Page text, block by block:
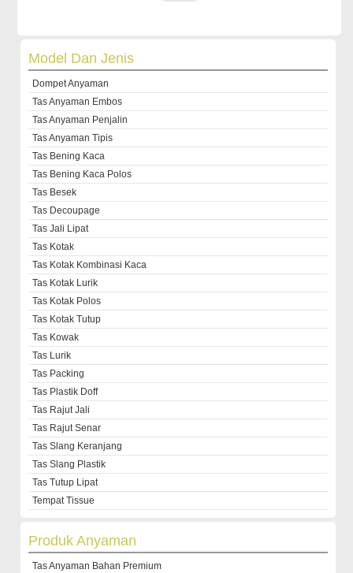
Model Dan Jenis
Dompet Anyaman
Tas Anyaman Embos
Tas Anyaman Penjalin
Tas Anyaman Tipis
Tas Bening Kaca
Tas Bening Kaca Polos
Tas Besek
Tas Decoupage
Tas Jali Lipat
Tas Kotak
Tas Kotak Kombinasi Kaca
Tas Kotak Lurik
Tas Kotak Polos
Tas Kotak Tutup
Tas Kowak
Tas Lurik
Tas Packing
Tas Plastik Doff
Tas Rajut Jali
Tas Rajut Senar
Tas Slang Keranjang
Tas Slang Plastik
Tas Tutup Lipat
Tempat Tissue
Produk Anyaman
Tas Anyaman Bahan Premium